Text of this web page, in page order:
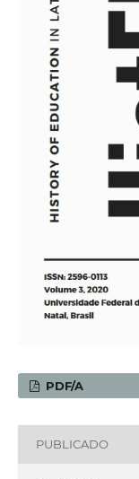
PDF/A
PUBLICADO